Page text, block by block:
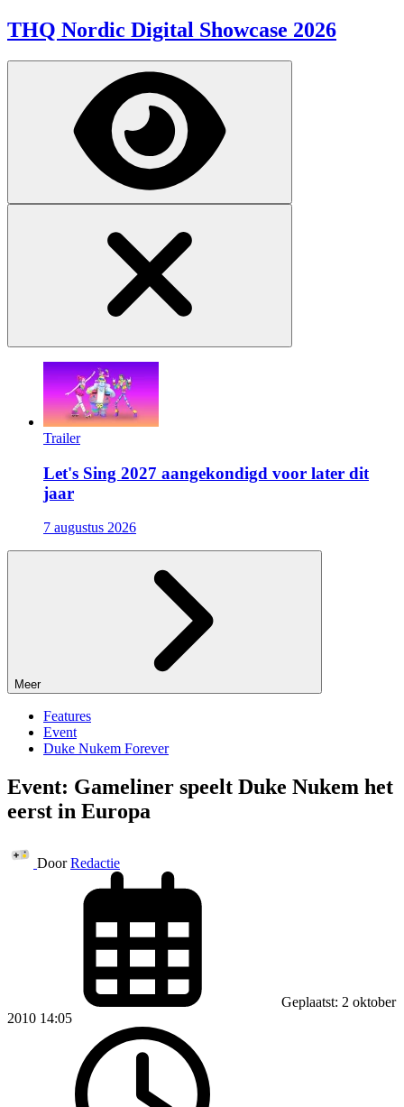
THQ Nordic Digital Showcase 2026
Trailer
Let's Sing 2027 aangekondigd voor later dit
jaar
7 augustus 2026
Meer
Features
Event
Duke Nukem Forever
Event: Gameliner speelt Duke Nukem het
eerst in Europa
Door Redactie
Geplaatst: 2 oktober
2010 14:05